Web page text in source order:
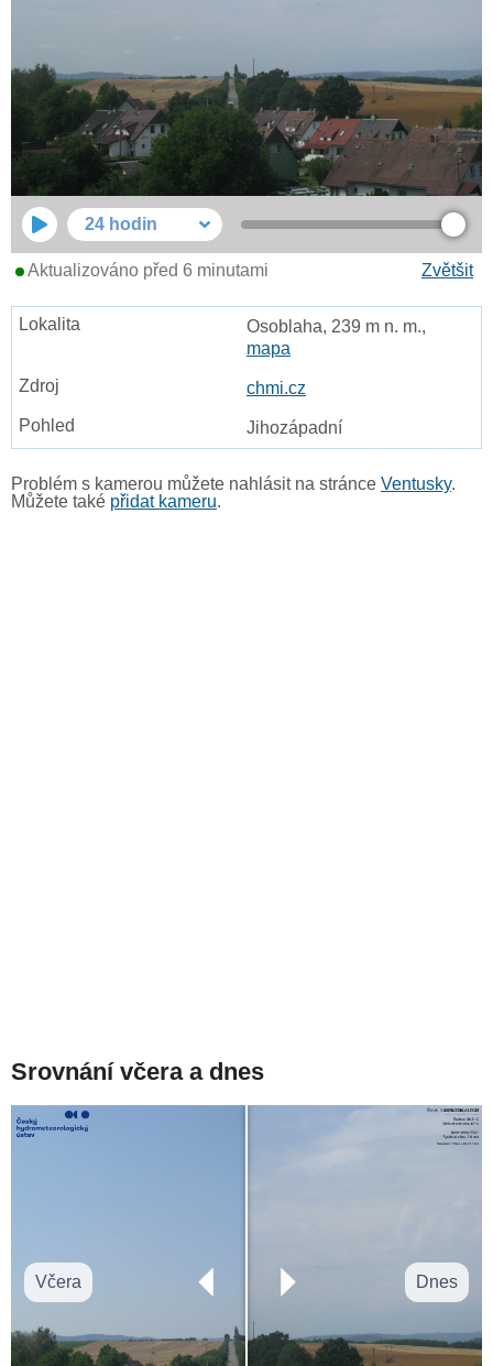
24 hodin
Zvětšit
Aktualizováno před 6 minutami
Osoblaha, 239 m n. m.,
mapa
chmi.cz
Jihozápadní
Problém s kamerou můžete nahlásit na stránce Ventusky.
Můžete také přidat kameru.
Srovnání včera a dnes
Včera Dnes